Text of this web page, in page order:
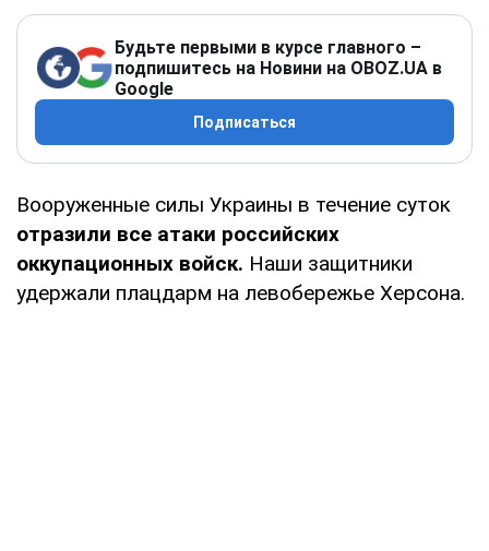
Будьте первыми в курсе главного –
подпишитесь на Новини на OBOZ.UA в
Google
Подписаться
Вооруженные силы Украины в течение суток
отразили все атаки российских
оккупационных войск. Наши защитники
удержали плацдарм на левобережье Херсона.